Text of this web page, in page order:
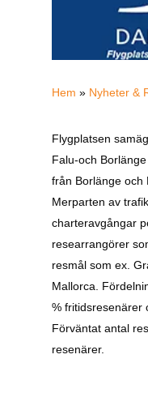
Hem » Nyheter &
Flygplatsen
Falu-och
från Borlänge och
Merparten av
charteravgångar
researrangörer
resmål som ex.
Mallorca.
% fritidsresenärer
Förväntat antal
resenärer.